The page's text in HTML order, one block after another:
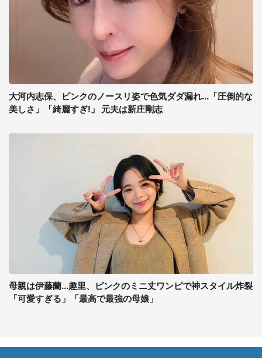
大河内志保、ピンクのノースリ姿で色気ダダ漏れ...「圧倒的な
美しさ」「綺麗すぎ!」 元夫は新庄剛志
母親は伊藤蘭...趣里、ピンクのミニ丈ワンピで神スタイル炸裂
「可愛すぎる」「最高で最強の母娘」